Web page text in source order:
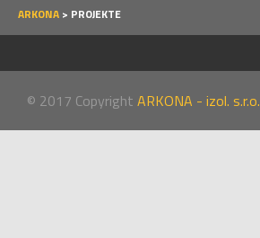
ARKONA > PROJEKTE
© 2017 Copyright ARKONA - izol. s.r.o.